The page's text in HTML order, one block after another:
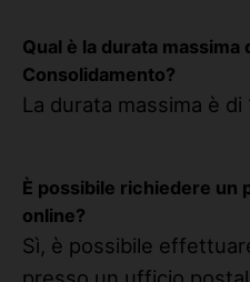
Qual è la durata massima
Consolidamento?
La durata massima è di
È possibile richiedere un
online?
Sì, è possibile
presso un ufficio